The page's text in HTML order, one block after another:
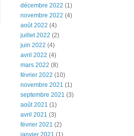
décembre 2022 (1)
novembre 2022 (4)
août 2022 (4)
juillet 2022 (2)
juin 2022 (4)
avril 2022 (4)
mars 2022 (8)
février 2022 (10)
novembre 2021 (1)
septembre 2021 (3)
août 2021 (1)
avril 2021 (3)
février 2021 (2)
janvier 2021 (1)